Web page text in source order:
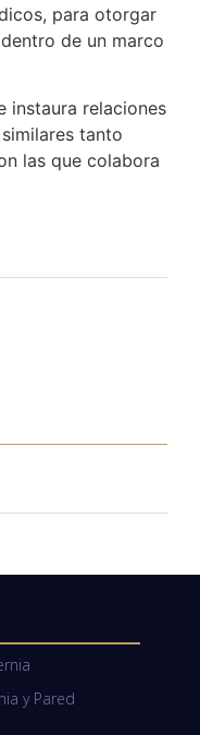
para otorgar
de un marco
instaura relaciones
tanto
las que colabora
y Pared